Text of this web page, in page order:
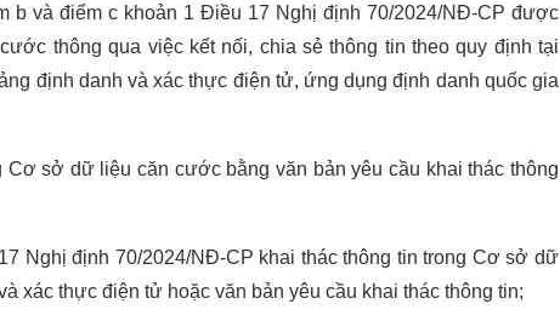
b và điểm c khoản 1 Điều 17 Nghị định 70/2024/NĐ-CP được
thông qua việc kết nối, chia sẻ thông tin theo quy định tại
định danh và xác thực điện tử, ứng dụng định danh quốc gia
Cơ sở dữ liệu căn cước bằng văn bản yêu cầu khai thác thông
Nghị định 70/2024/NĐ-CP khai thác thông tin trong Cơ sở dữ
xác thực điện tử hoặc văn bản yêu cầu khai thác thông tin;